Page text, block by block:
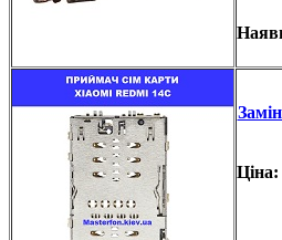
Ціна: